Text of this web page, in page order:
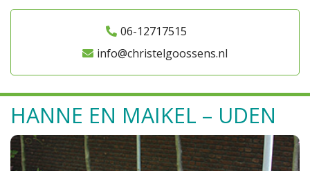
06-12717515
info@christelgoossens.nl
HANNE EN MAIKEL – UDEN